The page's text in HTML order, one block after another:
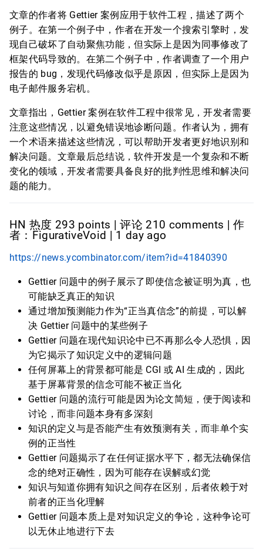
文章的作者将 Gettier 案例应用于软件工程，描述了两个
例子。在第一个例子中，作者在开发一个搜索引擎时，发
现自己破坏了自动聚焦功能，但实际上是因为同事修改了
框架代码导致的。在第二个例子中，作者调查了一个用户
报告的 bug，发现代码修改似乎是原因，但实际上是因为
电子邮件服务宕机。
文章指出，Gettier 案例在软件工程中很常见，开发者需要
注意这些情况，以避免错误地诊断问题。作者认为，拥有
一个术语来描述这些情况，可以帮助开发者更好地识别和
解决问题。文章最后总结说，软件开发是一个复杂和不断
变化的领域，开发者需要具备良好的批判性思维和解决问
题的能力。
HN 热度 293 points | 评论 210 comments | 作
者：FigurativeVoid | 1 day ago
https://news.ycombinator.com/item?id=41840390
Gettier 问题中的例子展示了即使信念被证明为真，也
可能缺乏真正的知识
通过增加预测能力作为“正当真信念”的前提，可以解
决 Gettier 问题中的某些例子
Gettier 问题在现代知识论中已不再那么令人恐惧，因
为它揭示了知识定义中的逻辑问题
任何屏幕上的背景都可能是 CGI 或 AI 生成的，因此
基于屏幕背景的信念可能不被正当化
Gettier 问题的流行可能是因为论文简短，便于阅读和
讨论，而非问题本身有多深刻
知识的定义与是否能产生有效预测有关，而非单个实
例的正当性
Gettier 问题揭示了在任何证据水平下，都无法确保信
念的绝对正确性，因为可能存在误解或幻觉
知识与知道你拥有知识之间存在区别，后者依赖于对
前者的正当化理解
Gettier 问题本质上是对知识定义的争论，这种争论可
以无休止地进行下去